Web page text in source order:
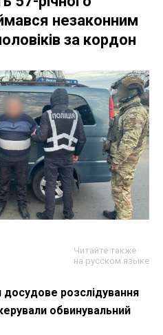
незаконним
за кордон
Читайте также
на русском языке
досудове розслідування
обвинувальний